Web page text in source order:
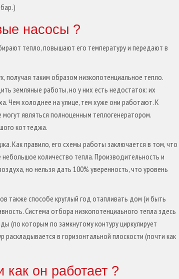
насосы ?
тепло, повышают его температуру и передают в
получая таким образом низкопотенциальное тепло.
земляные работы, но у них есть недостаток: их
Чем холоднее на улице, тем хуже они работают. К
являться полноценным теплогенератором.
коттеджа.
Как правило, его схемы работы заключается в том, что
количество тепла. Производительность и
но нельзя дать 100% уверенность, что уровень
также способе круглый год отапливать дом (и быть
Система отбора низкопотенциаьного тепла здесь
(по которым по замкнутому контуру циркулирует
раскладывается в горизонтальной плоскости (почти как
как он работает ?